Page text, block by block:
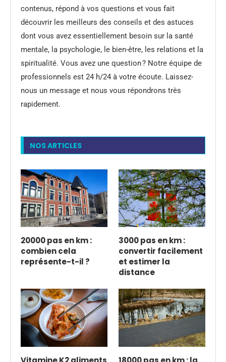
contenus, répond à vos questions et vous fait
découvrir les meilleurs des conseils et des astuces
dont vous avez essentiellement besoin sur la santé
mentale, la psychologie, le bien-être, les relations et la
spiritualité. Vous avez une question ? Notre équipe de
professionnels est 24 h/24 à votre écoute. Laissez-
nous un message et nous vous répondrons très
rapidement.
NOS ARTICLES
20000 pas en km :
combien cela
représente-t-il ?
3000 pas en km :
convertir facilement
et estimer la
distance